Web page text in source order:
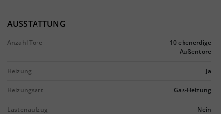
AUSSTATTUNG
Anzahl Tore
10 ebenerdige
Außentore
Heizung Ja
Heizungsart Gas-Heizung
Lastenaufzug Nein